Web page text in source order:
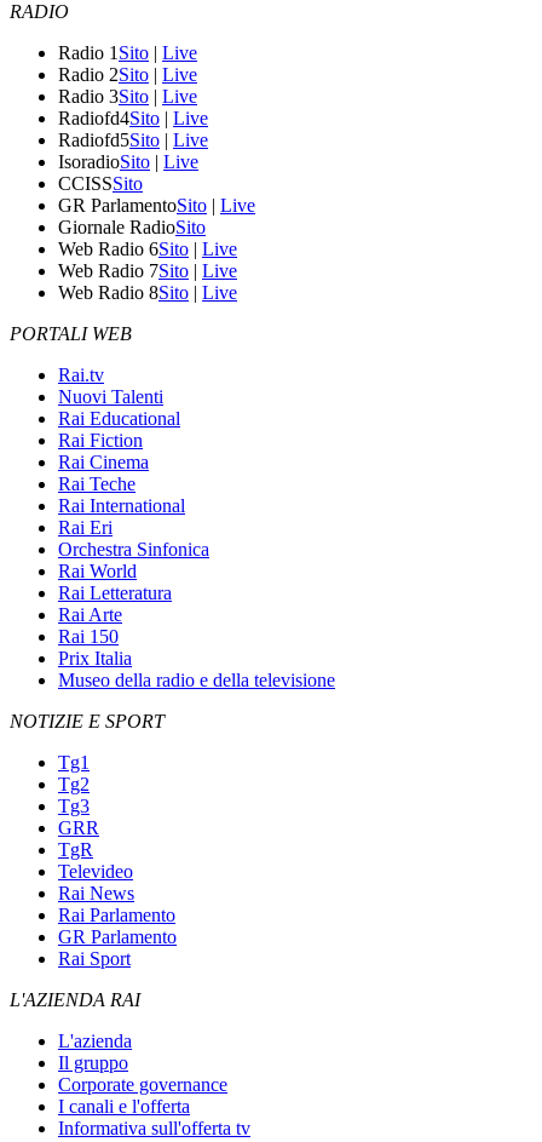
RADIO
Radio 1 Sito | Live
Radio 2Sito | Live
Radio 3Sito | Live
Radiofd4Sito | Live
Radiofd5Sito | Live
IsoradioSito | Live
CCISSSito
GR ParlamentoSito | Live
Giornale RadioSito
Web Radio 6Sito | Live
Web Radio 7Sito | Live
Web Radio 8Sito | Live
PORTALI WEB
Rai.tv
Nuovi Talenti
Rai Educational
Rai Fiction
Rai Cinema
Rai Teche
Rai International
Rai Eri
Orchestra Sinfonica
Rai World
Rai Letteratura
Rai Arte
Rai 150
Prix Italia
Museo della radio e della televisione
NOTIZIE E SPORT
Tg1
Tg2
Tg3
GRR
TgR
Televideo
Rai News
Rai Parlamento
GR Parlamento
Rai Sport
L'AZIENDA RAI
L'azienda
Il gruppo
Corporate governance
I canali e l'offerta
Informativa sull'offerta tv